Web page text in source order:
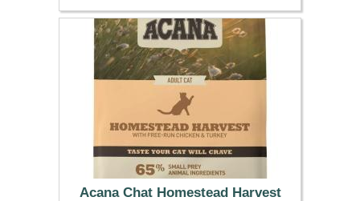
7.99 €
Acana Chat Homestead Harvest